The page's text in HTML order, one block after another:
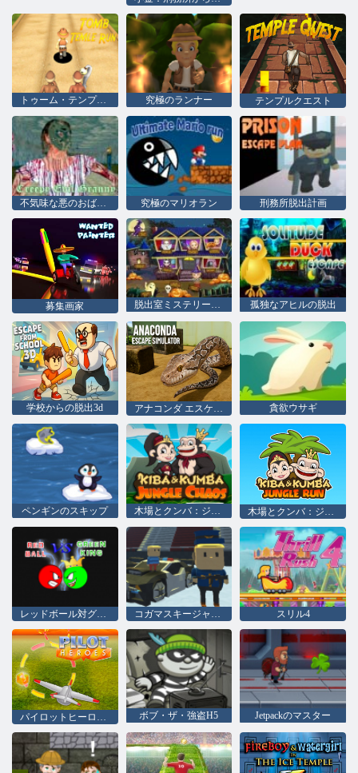
トゥーム・テンプル・ラン 究極のランナー テンプルクエスト
不気味な悪のおばあちゃん 究極のマリオラン 刑務所脱出計画
募集画家 脱出室ミステリーワード 孤独なアヒルの脱出
学校からの脱出3d アナコンダ エスケープ シミュレーター 貪欲ウサギ
ペンギンのスキップ 木場とクンバ：ジャングルカオス 木場とクンバ：ジャングルラン
スリル4
ボブ・ザ・強盗H5 Jetpackのマスター